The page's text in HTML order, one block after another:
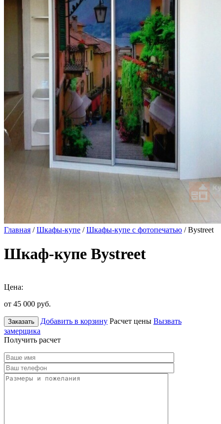
Главная /Шкафы-купе /Шкафы-купе с фотопечатью / Bystreet
Шкаф-купе Bystreet
Цена:
от 45 000 руб.
Заказать Добавить в корзину Расчет цены Вызвать
замерщика
Получить расчет